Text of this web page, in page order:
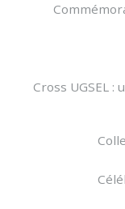
Cross UGSEL